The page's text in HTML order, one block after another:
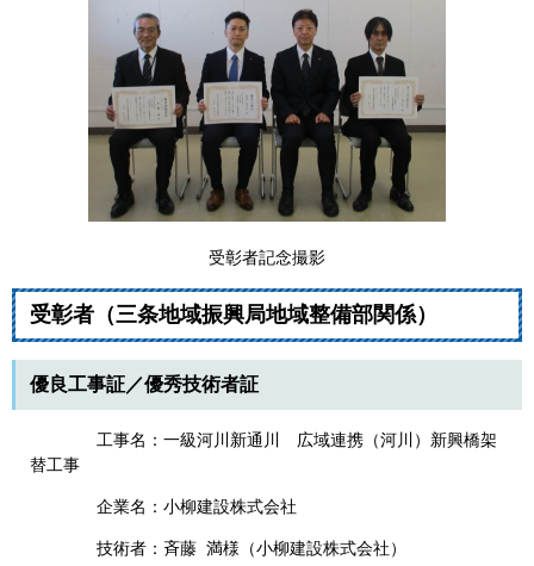
受彰者記念撮影
受彰者（三条地域振興局地域整備部関係）
優良工事証／優秀技術者証​​
工事名：一級河川新通川 広域連携（河川）新興橋架
替工事
企業名：小柳建設株式会社
技術者：斉藤 満様（小柳建設株式会社）